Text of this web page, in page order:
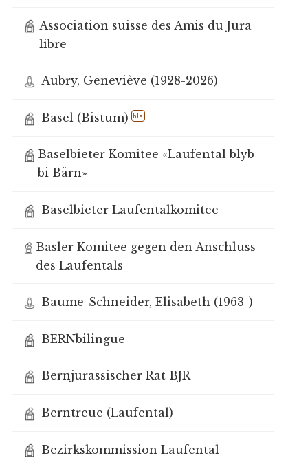
Association suisse des Amis du Jura
libre
Aubry, Geneviève (1928-2026)
Basel (Bistum) hls
Baselbieter Komitee «Laufental blyb
bi Bärn»
Baselbieter Laufentalkomitee
Basler Komitee gegen den Anschluss
des Laufentals
Baume-Schneider, Elisabeth (1963-)
BERNbilingue
Bernjurassischer Rat BJR
Berntreue (Laufental)
Bezirkskommission Laufental